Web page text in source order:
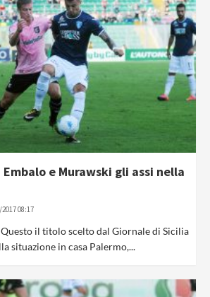
Embalo e Murawski gli assi nella
08:17
il titolo scelto dal Giornale di Sicilia
situazione in casa Palermo,...